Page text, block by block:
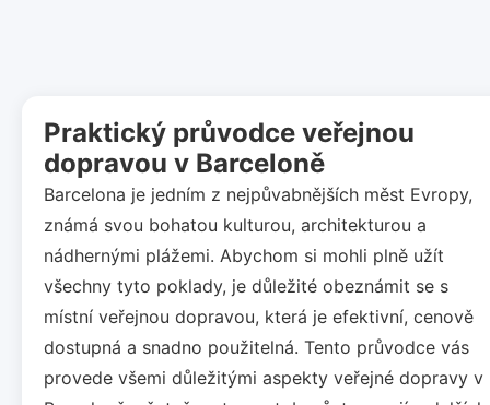
Praktický průvodce veřejnou
dopravou v Barceloně
Barcelona je jedním z nejpůvabnějších měst Evropy,
známá svou bohatou kulturou, architekturou a
nádhernými plážemi. Abychom si mohli plně užít
všechny tyto poklady, je důležité obeznámit se s
místní veřejnou dopravou, která je efektivní, cenově
dostupná a snadno použitelná. Tento průvodce vás
provede všemi důležitými aspekty veřejné dopravy v